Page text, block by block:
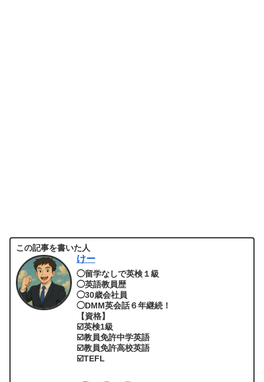
この記事を書いた人
けー
◯留学なしで英検１級
◯英語教員歴
◯30歳会社員
◯DMM英会話６年継続！
【資格】
☑️英検1級
☑️教員免許中学英語
☑️教員免許高校英語
☑️TEFL